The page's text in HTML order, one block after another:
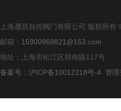
上海晟昌自控阀门有限公司 版权所有
邮箱： 15900968821@163.com
地址：上海市松江区胡甪路117号
备案号：沪ICP备10012218号-4 管